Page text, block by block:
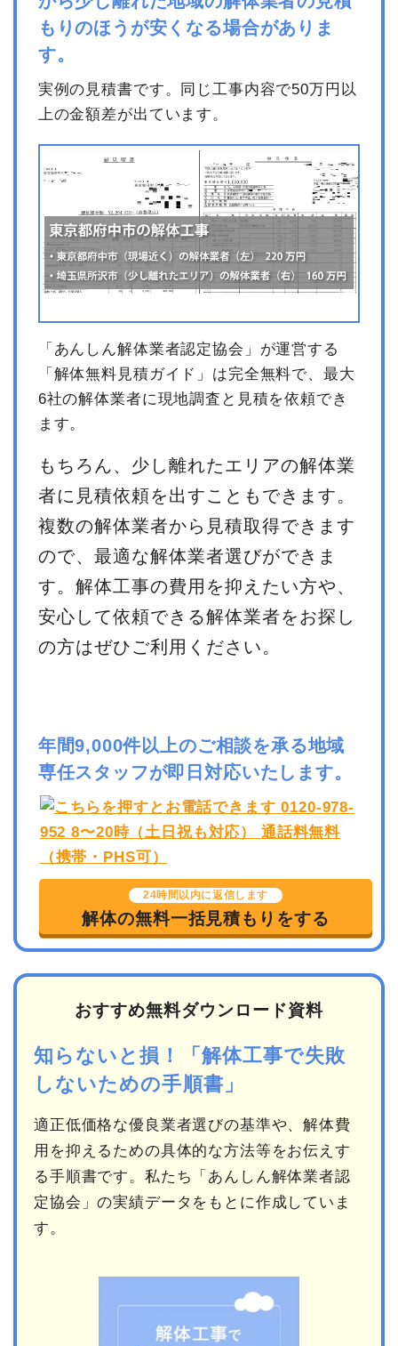
もりのほうが安くなる場合がありま
す。
実例の見積書です。同じ工事内容で50万円以
上の金額差が出ています。
「あんしん解体業者認定協会」が運営する
「解体無料見積ガイド」は完全無料で、最大
6社の解体業者に現地調査と見積を依頼でき
ます。
もちろん、少し離れたエリアの解体業
者に見積依頼を出すこともできます。
複数の解体業者から見積取得できます
ので、最適な解体業者選びができま
す。解体工事の費用を抑えたい方や、
安心して依頼できる解体業者をお探し
の方はぜひご利用ください。
年間9,000件以上のご相談を承る地域
専任スタッフが即日対応いたします。
24時間以内に返信します
解体の無料一括見積もりをする
おすすめ無料ダウンロード資料
知らないと損！「解体工事で失敗
しないための手順書」
適正低価格な優良業者選びの基準や、解体費
用を抑えるための具体的な方法等をお伝えす
る手順書です。私たち「あんしん解体業者認
定協会」の実績データをもとに作成していま
す。